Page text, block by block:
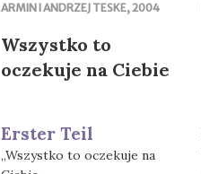
ARMIN I ANDRZEJ TESKE, 2004
Wszystko to
oczekuje na Ciebie
Erster Teil
„Wszystko to oczekuje na